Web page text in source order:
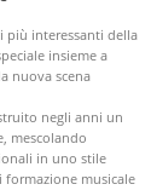
più interessanti della
insieme a
nuova scena
negli anni un
mescolando
in uno stile
musicale